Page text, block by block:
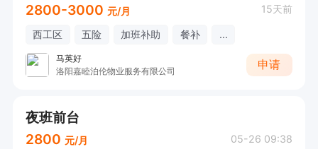
2800-3000 元/月 15天前
西工区 五险 加班补助 餐补 ...
马英好
洛阳嘉睦泊伦物业服务有限公司
申请
夜班前台
2800 元/月 05-26 09:38